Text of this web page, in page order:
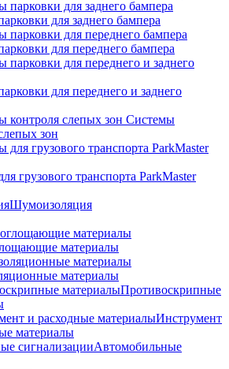
для заднего бампера
для переднего бампера
для переднего и заднего
Системы
зон
грузового транспорта ParkMaster
Шумоизоляция
материалы
материалы
Противоскрипные
Инструмент
материалы
Автомобильные